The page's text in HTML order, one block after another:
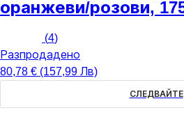
оранжеви/розови,
(4)
Разпродадено
80,78 € (157,99 Лв)
СЛЕДВАЙТЕ